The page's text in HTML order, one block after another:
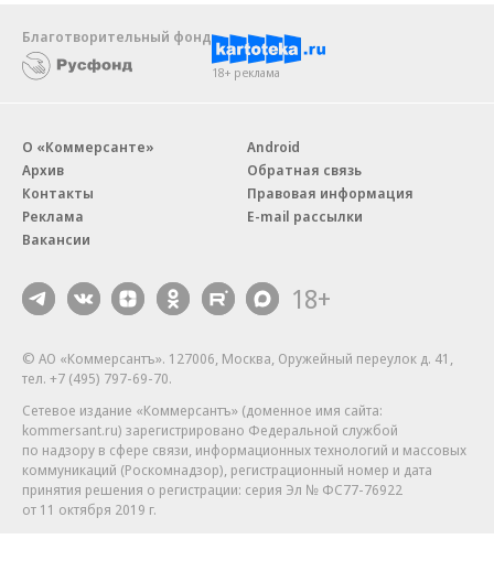
Благотворительный фонд
18+ реклама
О «Коммерсанте»
Архив
Контакты
Реклама
Вакансии
Android
Обратная связь
Правовая информация
E-mail рассылки
18+
© АО «Коммерсантъ». 127006, Москва, Оружейный переулок д. 41,
тел. +7 (495) 797-69-70.
Сетевое издание «Коммерсантъ» (доменное имя сайта:
kommersant.ru) зарегистрировано Федеральной службой
по надзору в сфере связи, информационных технологий и массовых
коммуникаций (Роскомнадзор), регистрационный номер и дата
принятия решения о регистрации: серия Эл № ФС77-76922
от 11 октября 2019 г.